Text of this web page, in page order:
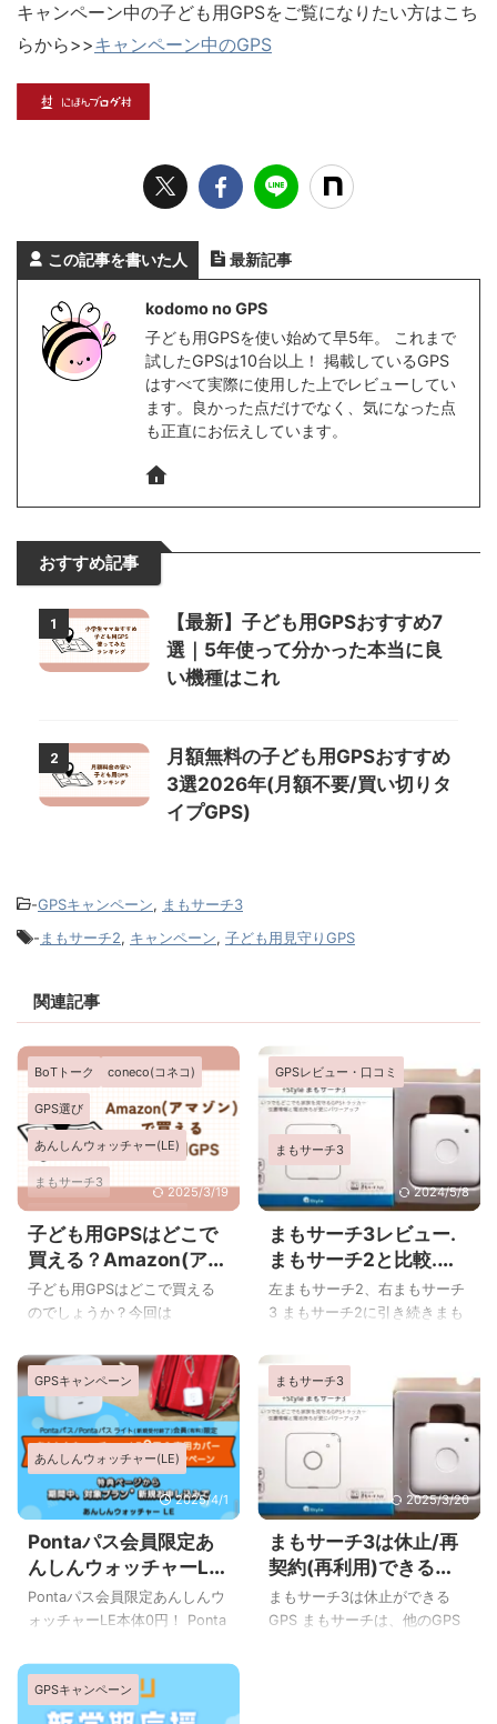
キャンペーン中の子ども用GPSをご覧になりたい方はこち
らから>>キャンペーン中のGPS
この記事を書いた人 最新記事
kodomo no GPS
子ども用GPSを使い始めて早5年。 これまで
試したGPSは10台以上！ 掲載しているGPS
はすべて実際に使用した上でレビューしてい
ます。良かった点だけでなく、気になった点
も正直にお伝えしています。
おすすめ記事
1
【最新】子ども用GPSおすすめ7
選｜5年使って分かった本当に良
い機種はこれ
2
月額無料の子ども用GPSおすすめ
3選2026年(月額不要/買い切りタ
イプGPS)
-GPSキャンペーン, まもサーチ3
-まもサーチ2, キャンペーン, 子ども用見守りGPS
関連記事
BoTトーク coneco(コネコ)
GPS選び
あんしんウォッチャー(LE)
まもサーチ3
みまもりGPS(どこかなGPS)
2025/3/19
子ども用GPSはどこで
買える？Amazon(アマ
ゾン)で買える子ども用
GPS一覧
子ども用GPSはどこで買える
のでしょうか？今回は
きる子ども用GPSをご紹介し
ます。 Amazonプライム アマ
ゾンで買い物をするならアマ
ゾンプライム会員になってか
らがおすすめ！ アマゾンプラ
イム 翌日配送、指定日配送が
何度でも無料 初回30日間無料
で使えます 詳しくはこちら⇒
アマゾンプライム公式サイト
アマゾンで買えるGPS①あん
しんウォッチャー(LE) /KDDI
無線LANのSSIDが登録できて
KDDIから発売されている子ど
も用GPSは料金 ...
GPSレビュー・口コミ
まもサーチ3
2024/5/8
まもサーチ3レビュー.
まもサーチ2と比較.一
緒に使ってみた
左まもサーチ2、右まもサーチ
3 まもサーチ2に引き続きまも
回はまもサーチ3のレビュー
と、まもサーチ2から乗り換え
たらどうなるの？といったこ
とを中心に書いていきたいと
思います。 まもサーチ2のレビ
ューはこちらから↓ 記事の最
後に再度ご紹介しますが、ま
もサーチの料金や機能につい
てはこちらでご紹介していま
す↓ まもサーチ3はどう？おす
すめ？ 結論から先に書きます
が、良い商品だと思います。
GPSキャンペーン
あんしんウォッチャー(LE)
2025/4/1
Pontaパス会員限定あ
んしんウォッチャーLE
本体無料！2025年5月
31日まで
Pontaパス会員限定あんしんウ
ォッチャーLE本体0円！ Ponta
スプレミアム)会員限定で、あ
んしんウォッチャーLE本体が
無料になるキャンペーンが始
まもサーチ3
2025/3/20
まもサーチ3は休止/再
契約(再利用)できる？
手数料は？
まもサーチ3は休止ができる
GPS まもサーチは、他のGPS
GPSキャンペーン